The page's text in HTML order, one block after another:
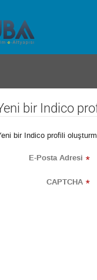
bir Indico
bir Indico profili
E-Posta Adresi *
CAPTCHA *